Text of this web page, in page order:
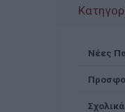
Νέες
Σχολικά